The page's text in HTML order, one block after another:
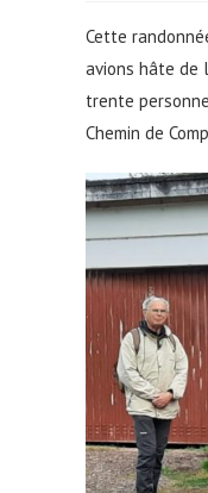
Cette
avions hâte de
trente
Chemin de